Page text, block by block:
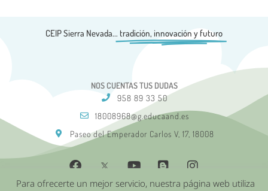
CEIP Sierra Nevada... tradición, innovación y futuro
NOS CUENTAS TUS DUDAS
958 89 33 50
18008968@g.educaand.es
Paseo del Emperador Carlos V, 17, 18008
Para ofrecerte un mejor servicio, nuestra página web utiliza